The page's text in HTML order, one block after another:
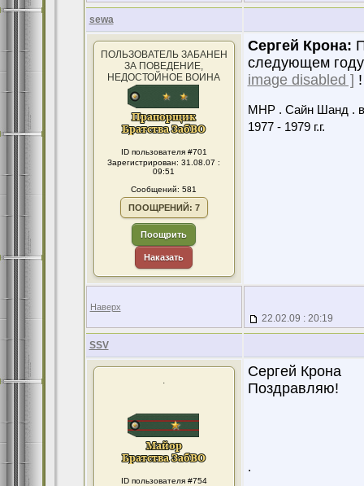
sewa
ПОЛЬЗОВАТЕЛЬ ЗАБАНЕН
ЗА ПОВЕДЕНИЕ,
НЕДОСТОЙНОЕ ВОИНА
ID пользователя #701
Зарегистрирован: 31.08.07 :
09:51
Сообщений: 581
ПООЩРЕНИЙ: 7
Поощрить
Наказать
Сергей Крона:
следующем
image disabled ] !
МНР . Сайн Шанд .
1977 - 1979 г.г.
Наверх
22.02.09 : 20:19
SSV
.
ID пользователя #754
Сергей Крона
Поздравляю!
.